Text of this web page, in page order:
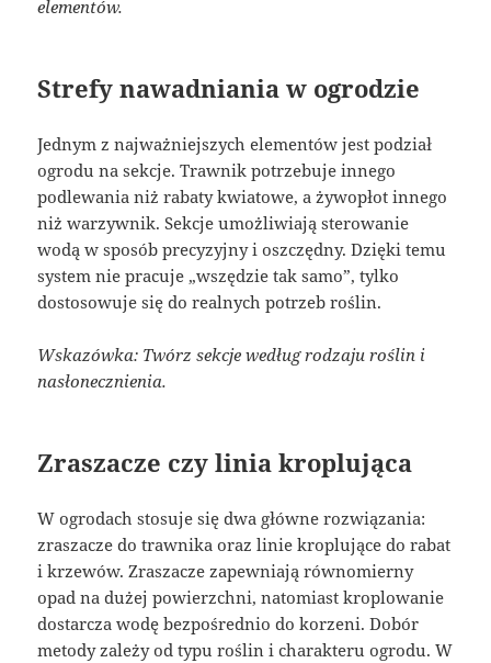
elementów.
Strefy nawadniania w ogrodzie
Jednym z najważniejszych elementów jest podział
ogrodu na sekcje. Trawnik potrzebuje innego
podlewania niż rabaty kwiatowe, a żywopłot innego
niż warzywnik. Sekcje umożliwiają sterowanie
wodą w sposób precyzyjny i oszczędny. Dzięki temu
system nie pracuje „wszędzie tak samo”, tylko
dostosowuje się do realnych potrzeb roślin.
Wskazówka: Twórz sekcje według rodzaju roślin i
nasłonecznienia.
Zraszacze czy linia kroplująca
W ogrodach stosuje się dwa główne rozwiązania:
zraszacze do trawnika oraz linie kroplujące do rabat
i krzewów. Zraszacze zapewniają równomierny
opad na dużej powierzchni, natomiast kroplowanie
dostarcza wodę bezpośrednio do korzeni. Dobór
metody zależy od typu roślin i charakteru ogrodu. W